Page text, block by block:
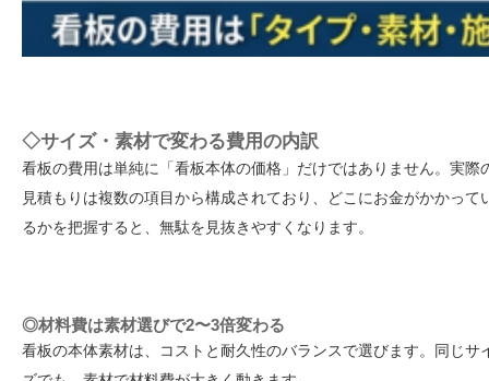
◇サイズ・素材で変わる費用の内訳
看板の費用は単純に「看板本体の価格」だけではありません。実際
見積もりは複数の項目から構成されており、どこにお金がかかって
るかを把握すると、無駄を見抜きやすくなります。
◎材料費は素材選びで2〜3倍変わる
看板の本体素材は、コストと耐久性のバランスで選びます。同じサ